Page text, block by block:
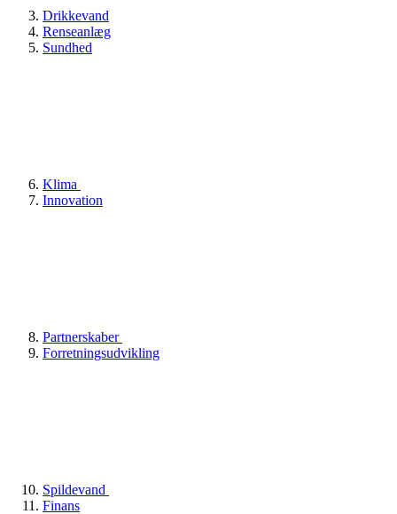
Drikkevand
Renseanlæg
Sundhed
Klima
Innovation
Partnerskaber
Forretningsudvikling
Spildevand
Finans